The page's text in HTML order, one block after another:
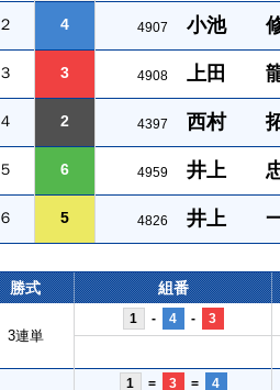
２ 4 4907 小池
３ 3 4908 上田
４ 2 4397 西村
５ 6 4959 井上
６ 5 4826 井上
勝式 組番
3連単
1 - 4 - 3
1 = 3 = 4